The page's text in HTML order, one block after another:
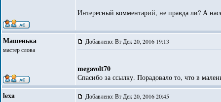
Интересный комментарий, не правда ли? А
Машенька
мастер слова
Добавлено: Вт Дек 20, 2016 19:13
megavolt70
Спасибо за ссылку. Порадовало то, что в
lexa Добавлено: Вт Дек 20, 2016 20:45